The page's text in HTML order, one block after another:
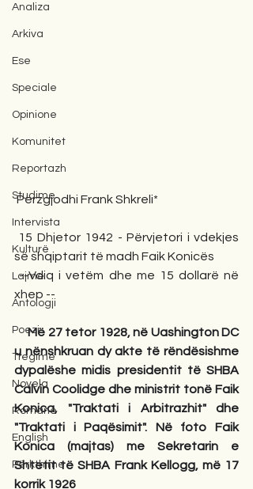
Analiza
Arkiva
Ese
Speciale
Opinione
Komunitet
Reportazh
Studime
Intervista
Kulturë
Lajme
Antologji
Poezi
Tregime
Novela
Romane
English
Përkthime
Përzgjodhi Frank Shkreli*
së shqiptarit të madh Faik Konicës
--Vdiq i vetëm dhe me 15 dollarë në
xhep --
Më 27 tetor 1928, në Uashington DC
u nënshkruan dy akte të rëndësishme
dypalëshe midis presidentit të SHBA
Calvin Coolidge dhe ministrit tonë Faik
Konica, "Traktati i Arbitrazhit" dhe
"Traktati i Paqësimit". Në foto Faik
Konica (majtas) me Sekretarin e
Shtetit të SHBA Frank Kellogg, më 17
korrik 1926